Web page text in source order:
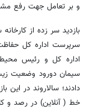
و بر تعامل جهت رفع
بازدید سر زده از
سرپرست اداره کل
اداره کل و رئیس
سیمان دورود وضعیت
دادند؛ سالاروند در
خط ( آنلاین) در رصد و